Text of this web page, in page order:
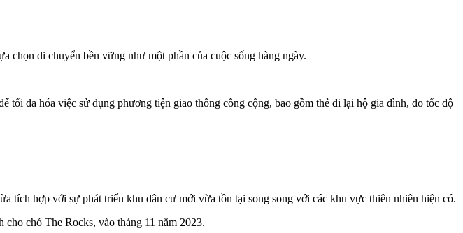
di chuyển bền vững như một phần của cuộc sống hàng ngày.
tối đa hóa việc sử dụng phương tiện giao thông công cộng, bao gồm thẻ đi lại hộ gia đình, đo tốc độ
tích hợp với sự phát triển khu dân cư mới vừa tồn tại song song với các khu vực thiên nhiên hiện có.
chó The Rocks, vào tháng 11 năm 2023.